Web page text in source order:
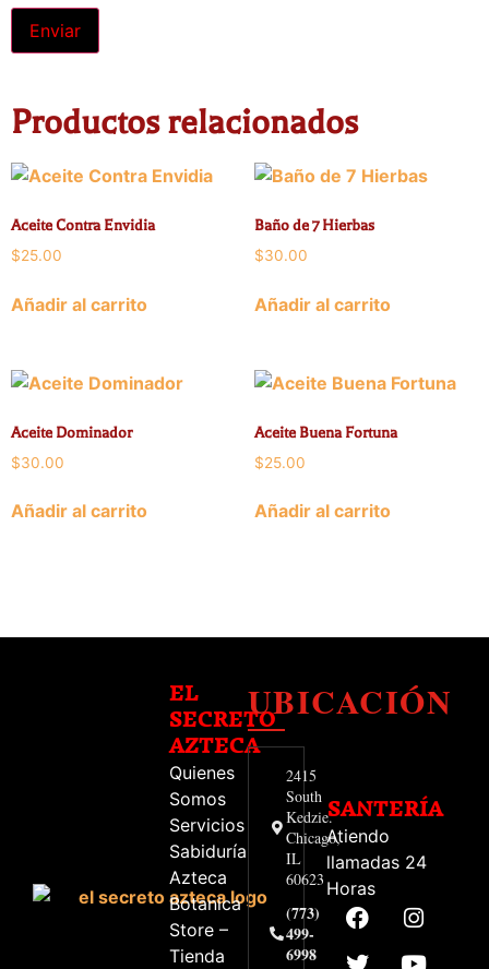
Productos relacionados
Aceite Contra Envidia
$25.00
Añadir al carrito
Baño de 7 Hierbas
$30.00
Añadir al carrito
Aceite Dominador
$30.00
Añadir al carrito
Aceite Buena Fortuna
$25.00
Añadir al carrito
EL
SECRETO
AZTECA
Quienes
Somos
Servicios
Sabiduría
Azteca
Botanica
Store –
Tienda
UBICACIÓN
2415
South
Kedzie.
Chicago,
IL
60623
(773)
499-
6998
SANTERÍA
Atiendo
llamadas 24
Horas